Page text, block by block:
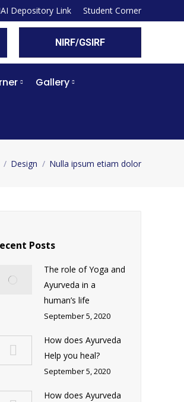
Depository Link Student Corner
NIRF/GSIRF
Gallery
here:
Design Nulla ipsum etiam dolor
Posts
The role of Yoga and
Ayurveda in a
human’s life
September 5, 2020
How does Ayurveda
Help you heal?
September 5, 2020
How does Ayurveda